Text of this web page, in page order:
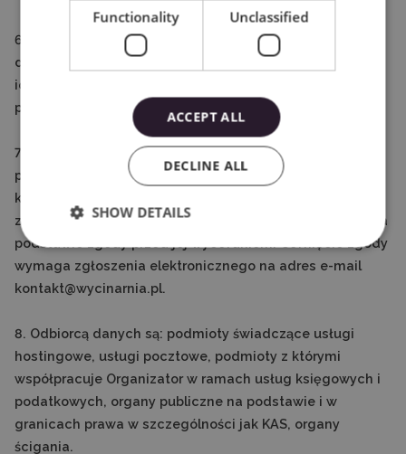
6. Organizator realizuje prawa osób, których dane
dotyczą, tj. dostępu do treści swoich danych oraz prawo
ich sprostowania, usunięcia, ograniczenia ich
przetwarzania, prawo do przenoszenia danych.
7. W przypadku przetwarzania danych osobowych na
podstawie zgody, Uczestnik ma prawo cofnąć zgodę, w
każdym czasie, a wycofanie zgody nie wpływa na
zgodność z prawem przetwarzania, którego dokonano na
podstawie zgody przed jej wycofaniem. Cofnięcie zgody
wymaga zgłoszenia elektronicznego na adres e-mail
kontakt@wycinarnia.pl.
8. Odbiorcą danych są: podmioty świadczące usługi
hostingowe, usługi pocztowe, podmioty z którymi
współpracuje Organizator w ramach usług księgowych i
podatkowych, organy publiczne na podstawie i w
granicach prawa w szczególności jak KAS, organy
ścigania.
Functionality Unclassified
ACCEPT ALL
DECLINE ALL
SHOW DETAILS